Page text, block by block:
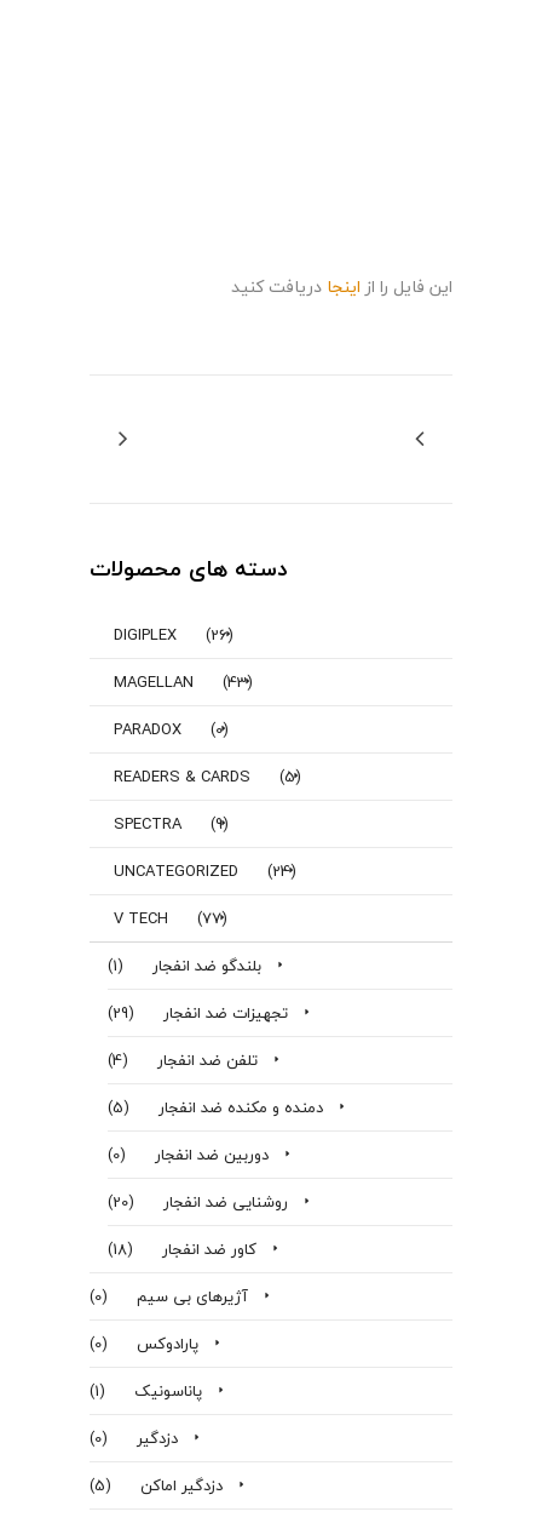
این فایل را از اینجا دریافت کنید
دسته های محصولات
DIGIPLEX
(26)
MAGELLAN
(43)
PARADOX
(0)
READERS & CARDS
(5)
SPECTRA
(9)
UNCATEGORIZED
(24)
V TECH
(77)
بلندگو ضد انفجار
(1)
تجهیزات ضد انفجار
(29)
تلفن ضد انفجار
(4)
دمنده و مکنده ضد انفجار
(5)
دوربین ضد انفجار
(0)
روشنایی ضد انفجار
(20)
کاور ضد انفجار
(18)
آژیرهای بی سیم
(0)
پارادوکس
(0)
پاناسونیک
(1)
دزدگیر
(0)
دزدگیر اماکن
(5)